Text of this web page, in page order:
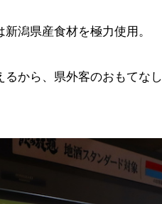
潟県産食材を極力使用。
るから、県外客のおもてなし